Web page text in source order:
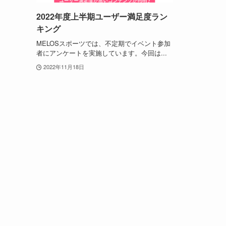
2022年度上半期ユーザー満足度ラン
キング
MELOSスポーツでは、不定期でイベント参加
者にアンケートを実施しています。今回は...
2022年11月18日